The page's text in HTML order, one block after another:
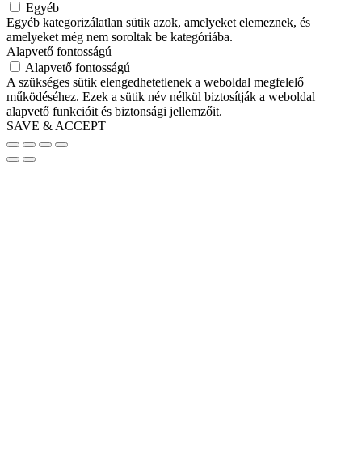
Egyéb
Egyéb kategorizálatlan sütik azok, amelyeket elemeznek, és
amelyeket még nem soroltak be kategóriába.
Alapvető fontosságú
Alapvető fontosságú
A szükséges sütik elengedhetetlenek a weboldal megfelelő
működéséhez. Ezek a sütik név nélkül biztosítják a weboldal
alapvető funkcióit és biztonsági jellemzőit.
SAVE & ACCEPT